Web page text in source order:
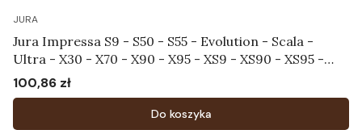
JURA
Jura Impressa S9 - S50 - S55 - Evolution - Scala -
Ultra - X30 - X70 - X90 - X95 - XS9 - XS90 - XS95 -
Pokrywa chroniąca aromat Art.58585
Cena
100,86 zł
Do koszyka